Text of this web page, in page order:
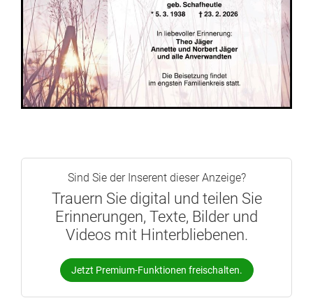
Sind Sie der Inserent dieser Anzeige?
Trauern Sie digital und teilen Sie
Erinnerungen, Texte, Bilder und
Videos mit Hinterbliebenen.
Jetzt Premium-Funktionen freischalten.